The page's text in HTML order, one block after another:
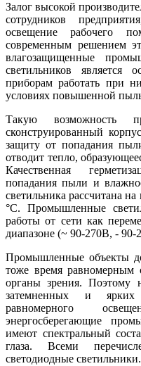
Залог высокой
сотрудников
освещение рабочего
современным решением
влагозащищенные
светильников является
приборам работать при
условиях повышенной
Такую возможность
сконструированный
защиту от попадания
отводит тепло,
Качественная
попадания пыли и
светильника рассчитана
°С. Промышленные
работы от сети как
диапазоне (~ 90-270В, - 90-
Промышленные объекты
тоже время равномерным
органы зрения. Поэтому
затемненных и ярких
равномерного
энергосберегающие
имеют спектральный
глаза. Всеми
светодиодные светильники.